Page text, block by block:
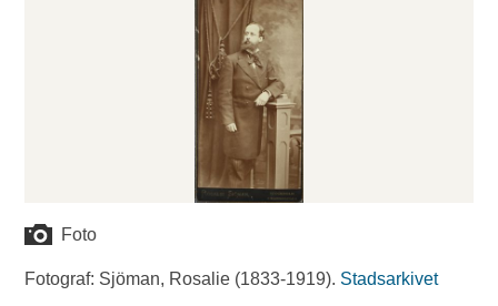
Foto
Fotograf: Sjöman, Rosalie (1833-1919). Stadsarkivet